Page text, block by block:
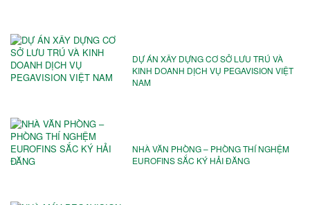
DỰ ÁN XÂY DỰNG CƠ SỞ LƯU TRÚ VÀ
KINH DOANH DỊCH VỤ PEGAVISION VIỆT
NAM
NHÀ VĂN PHÒNG – PHÒNG THÍ NGHỆM
EUROFINS SẮC KÝ HẢI ĐĂNG